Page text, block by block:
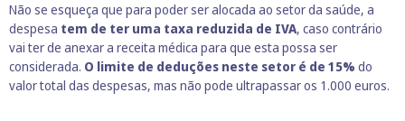
Não se esqueça que para poder ser alocada ao setor da saúde, a
despesa tem de ter uma taxa reduzida de IVA, caso contrário
vai ter de anexar a receita médica para que esta possa ser
considerada. O limite de deduções neste setor é de 15% do
valor total das despesas, mas não pode ultrapassar os 1.000 euros.